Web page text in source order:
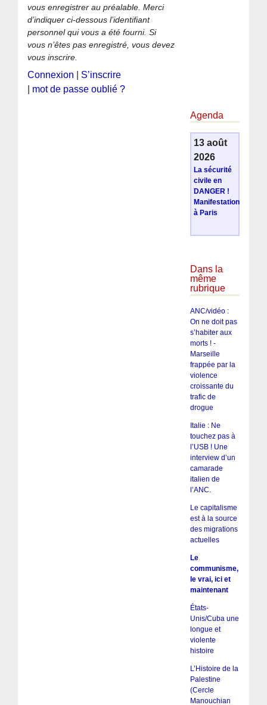
vous enregistrer au préalable. Merci
d’indiquer ci-dessous l’identifiant
personnel qui vous a été fourni. Si
vous n’êtes pas enregistré, vous devez
vous inscrire.
Connexion
S’inscrire
mot de passe oublié ?
Agenda
13 août
2026
La sécurité
civile en
DANGER !
Manifestation
à Paris
Dans la
même
rubrique
ANC/vidéo :
On ne doit pas
s’habiter aux
morts ! -
Marseille
frappée par la
violence
croissante du
trafic de
drogue
Italie : Ne
touchez pas à
l’USB ! Une
interview d’un
camarade
italien de
l’ANC.
Le capitalisme
est à la source
des migrations
actuelles
Le
communisme,
le vrai, ici et
maintenant
États-
Unis/Cuba une
longue et
violente
histoire
L’Histoire de la
Palestine
(Cercle
Manouchian